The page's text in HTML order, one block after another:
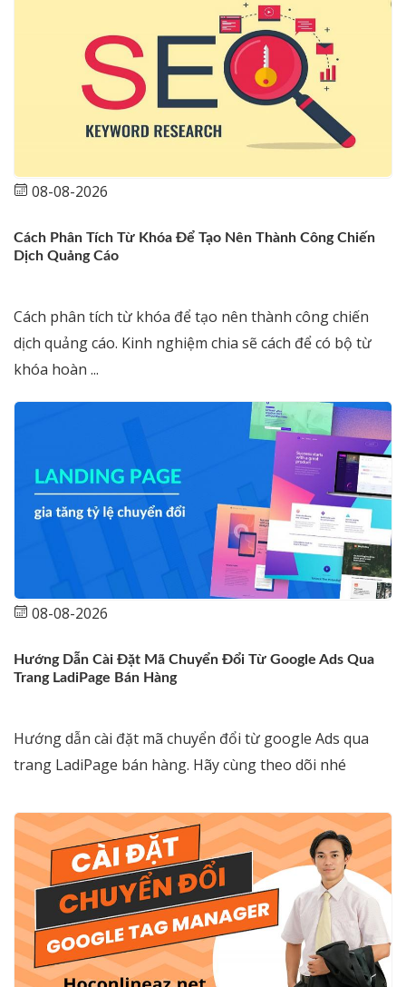
08-08-2026
Cách Phân Tích Từ Khóa Để Tạo Nên Thành Công Chiến
Dịch Quảng Cáo
Cách phân tích từ khóa để tạo nên thành công chiến
dịch quảng cáo. Kinh nghiệm chia sẽ cách để có bộ từ
khóa hoàn ...
08-08-2026
Hướng Dẫn Cài Đặt Mã Chuyển Đổi Từ Google Ads Qua
Trang LadiPage Bán Hàng
Hướng dẫn cài đặt mã chuyển đổi từ google Ads qua
trang LadiPage bán hàng. Hãy cùng theo dõi nhé